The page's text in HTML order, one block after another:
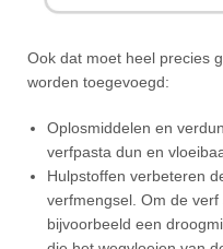
Ook dat moet heel precies
worden toegevoegd:
Oplosmiddelen en
verfpasta dun en
Hulpstoffen verbeteren
verfmengsel. Om de
bijvoorbeeld een